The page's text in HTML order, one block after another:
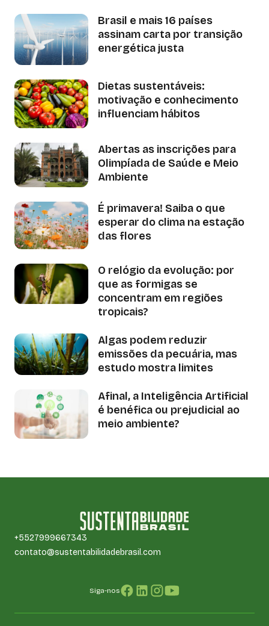
Brasil e mais 16 países
assinam carta por transição
energética justa
Dietas sustentáveis:
motivação e conhecimento
influenciam hábitos
Abertas as inscrições para
Olimpíada de Saúde e Meio
Ambiente
É primavera! Saiba o que
esperar do clima na estação
das flores
O relógio da evolução: por
que as formigas se
concentram em regiões
tropicais?
Algas podem reduzir
emissões da pecuária, mas
estudo mostra limites
Afinal, a Inteligência Artificial
é benéfica ou prejudicial ao
meio ambiente?
+5527999667343
contato@sustentabilidadebrasil.com
Siga-nos